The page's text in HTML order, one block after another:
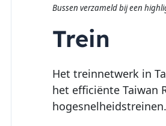
Bussen verzameld bij een
Trein
Het treinnetwerk in
het efficiënte Taiwan